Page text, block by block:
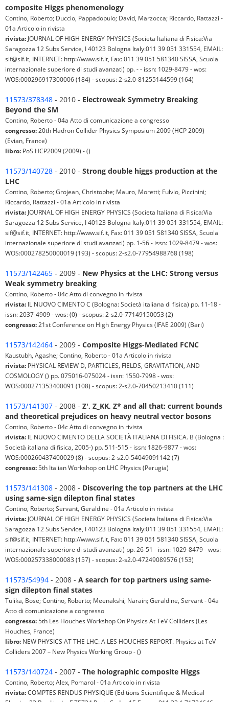
composite Higgs phenomenology
Contino, Roberto; Duccio, Pappadopulo; David, Marzocca; Riccardo, Rattazzi -
01a Articolo in rivista
rivista: JOURNAL OF HIGH ENERGY PHYSICS (Societa Italiana di Fisica:Via
Saragozza 12 Subs Service, I 40123 Bologna Italy:011 39 051 331554, EMAIL:
sif@sif.it, INTERNET: http://www.sif.it, Fax: 011 39 051 581340 SISSA, Scuola
internazionale superiore di studi avanzati) pp. - - issn: 1029-8479 - wos:
WOS:000296917300006 (184) - scopus: 2-s2.0-81255144599 (164)
11573/378348 - 2010 - Electroweak Symmetry Breaking
Beyond the SM
Contino, Roberto - 04a Atto di comunicazione a congresso
congresso: 20th Hadron Collider Physics Symposium 2009 (HCP 2009)
(Evian, France)
libro: PoS HCP2009 (2009) - ()
11573/140728 - 2010 - Strong double higgs production at the
LHC
Contino, Roberto; Grojean, Christophe; Mauro, Moretti; Fulvio, Piccinini;
Riccardo, Rattazzi - 01a Articolo in rivista
rivista: JOURNAL OF HIGH ENERGY PHYSICS (Societa Italiana di Fisica:Via
Saragozza 12 Subs Service, I 40123 Bologna Italy:011 39 051 331554, EMAIL:
sif@sif.it, INTERNET: http://www.sif.it, Fax: 011 39 051 581340 SISSA, Scuola
internazionale superiore di studi avanzati) pp. 1-56 - issn: 1029-8479 - wos:
WOS:000278250000019 (193) - scopus: 2-s2.0-77954988768 (198)
11573/142465 - 2009 - New Physics at the LHC: Strong versus
Weak symmetry breaking
Contino, Roberto - 04c Atto di convegno in rivista
rivista: IL NUOVO CIMENTO C (Bologna: Società italiana di fisica) pp. 11-18 -
issn: 2037-4909 - wos: (0) - scopus: 2-s2.0-77149150053 (2)
congresso: 21st Conference on High Energy Physics (IFAE 2009) (Bari)
11573/142464 - 2009 - Composite Higgs-Mediated FCNC
Kaustubh, Agashe; Contino, Roberto - 01a Articolo in rivista
rivista: PHYSICAL REVIEW D, PARTICLES, FIELDS, GRAVITATION, AND
COSMOLOGY () pp. 075016-075024 - issn: 1550-7998 - wos:
WOS:000271353400091 (108) - scopus: 2-s2.0-70450213410 (111)
11573/141307 - 2008 - Z', Z_KK, Z* and all that: current bounds
and theoretical prejudices on heavy neutral vector bosons
Contino, Roberto - 04c Atto di convegno in rivista
rivista: IL NUOVO CIMENTO DELLA SOCIETÀ ITALIANA DI FISICA. B (Bologna :
Società italiana di fisica, 2005-) pp. 511-515 - issn: 1826-9877 - wos:
WOS:000260437400029 (8) - scopus: 2-s2.0-54049091142 (7)
congresso: 5th Italian Workshop on LHC Physics (Perugia)
11573/141308 - 2008 - Discovering the top partners at the LHC
using same-sign dilepton final states
Contino, Roberto; Servant, Geraldine - 01a Articolo in rivista
rivista: JOURNAL OF HIGH ENERGY PHYSICS (Societa Italiana di Fisica:Via
Saragozza 12 Subs Service, I 40123 Bologna Italy:011 39 051 331554, EMAIL:
sif@sif.it, INTERNET: http://www.sif.it, Fax: 011 39 051 581340 SISSA, Scuola
internazionale superiore di studi avanzati) pp. 26-51 - issn: 1029-8479 - wos:
WOS:000257338000083 (157) - scopus: 2-s2.0-47249089576 (153)
11573/54994 - 2008 - A search for top partners using same-
sign dilepton final states
Tulika, Bose; Contino, Roberto; Meenakshi, Narain; Geraldine, Servant - 04a
Atto di comunicazione a congresso
congresso: 5th Les Houches Workshop On Physics At TeV Colliders (Les
Houches, France)
libro: NEW PHYSICS AT THE LHC: A LES HOUCHES REPORT. Physics at TeV
Colliders 2007 – New Physics Working Group - ()
11573/140724 - 2007 - The holographic composite Higgs
Contino, Roberto; Alex, Pomarol - 01a Articolo in rivista
rivista:COMPTES RENDUS PHYSIQUE (Editions Scientifique & Medical